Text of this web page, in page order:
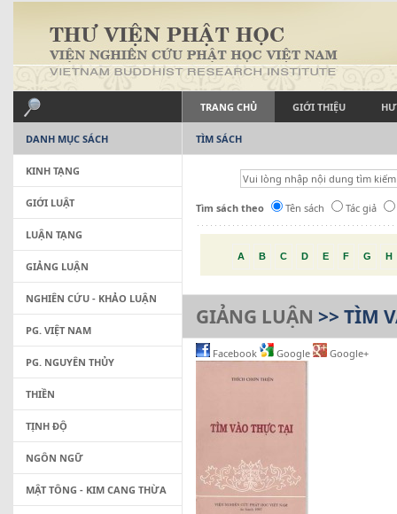
TRANG CHỦ GIỚI THIỆU
TÌM SÁCH
Tìm sách theo Tên sách Tác giả
A B C D E F G H
GIẢNG LUẬN >> TÌM
Facebook Google Google+
DANH MỤC SÁCH
KINH TẠNG
GIỚI LUẬT
LUẬN TẠNG
GIẢNG LUẬN
NGHIÊN CỨU - KHẢO LUẬN
PG. VIỆT NAM
PG. NGUYÊN THỦY
THIỀN
TỊNH ĐỘ
NGÔN NGỮ
MẬT TÔNG - KIM CANG THỪA